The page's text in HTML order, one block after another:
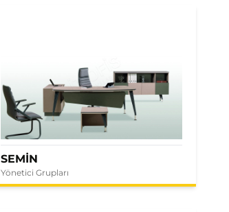
SEMİN
Yönetici Grupları